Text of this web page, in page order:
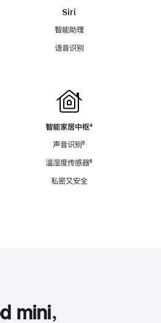
Siri
智能助理
语音识别
智能家居中枢脚
⁴
声音识别脚
⁵
温湿度传感器脚
⁶
私密又安全
mini，